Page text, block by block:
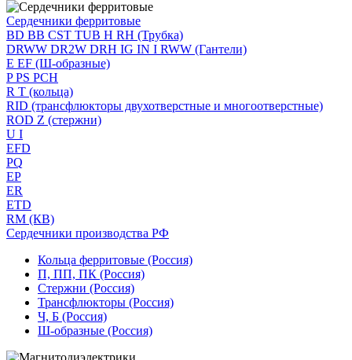
Сердечники ферритовые
BD BB CST TUB H RH (Трубка)
DRWW DR2W DRH IG IN I RWW (Гантели)
E EF (Ш-образные)
P PS PCH
R T (кольца)
RID (трансфлюкторы двухотверстные и многоотверстные)
ROD Z (стержни)
U I
EFD
PQ
EP
ER
ETD
RM (КВ)
Сердечники производства РФ
Кольца ферритовые (Россия)
П, ПП, ПК (Россия)
Стержни (Россия)
Трансфлюкторы (Россия)
Ч, Б (Россия)
Ш-образные (Россия)